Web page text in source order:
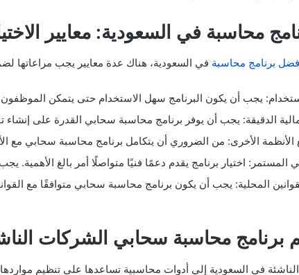
محاسبة في السعودية: معايير
برنامج محاسبة في السعودية، هناك عدة معايير يجب مراعاتها
يجب أن يكون البرنامج سهل الاستخدام حتى يتمكن
الدقيقة: يجب أن يوفر برنامج محاسبة سحابي القدرة على
الأنظمة الأخرى: من الضروري أن يتكامل برنامج محاسبة سحابي مع
المستمر: اختيار برنامج يقدم دعمًا فنيًا متواصلًا أمر بالغ
المحلية: يجب أن يكون برنامج محاسبة سحابي متوافقًا مع
برنامج محاسبة سحابي الشركات
في السعودية إلى أدوات محاسبية تساعدها على تنظيم مواردها